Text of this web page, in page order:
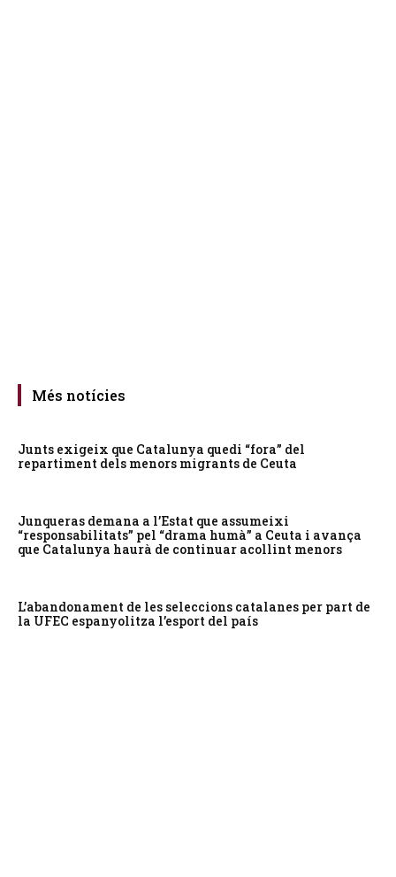
Més notícies
Junts exigeix que Catalunya quedi “fora” del
repartiment dels menors migrants de Ceuta
Junqueras demana a l’Estat que assumeixi
“responsabilitats” pel “drama humà” a Ceuta i avança
que Catalunya haurà de continuar acollint menors
L’abandonament de les seleccions catalanes per part de
la UFEC espanyolitza l’esport del país